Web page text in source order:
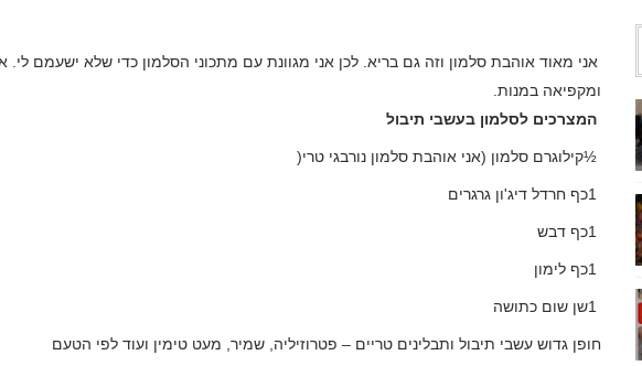
אני מאוד אוהבת סלמון וזה גם בריא. לכן אני מגוונת עם מתכוני הסלמון כדי שלא ישעמם לי.
ומקפיאה במנות.
המצרכים לסלמון בעשבי תיבול
½קילוגרם סלמון (אני אוהבת סלמון נורבגי טרי)
1כף חרדל דיג'ון גרגרים
1כף דבש
1כף לימון
1שן שום כתושה
חופן גדוש עשבי תיבול ותבלינים טריים – פטרוזיליה, שמיר, מעט טימין ועוד לפי הטעם